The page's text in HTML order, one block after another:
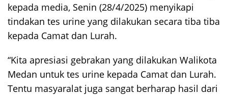
kepada media, Senin (28/4/2025) menyikapi
tindakan tes urine yang dilakukan secara tiba tiba
kepada Camat dan Lurah.
“Kita apresiasi gebrakan yang dilakukan Walikota
Medan untuk tes urine kepada Camat dan Lurah.
Tentu masyaralat juga sangat berharap hasil dari